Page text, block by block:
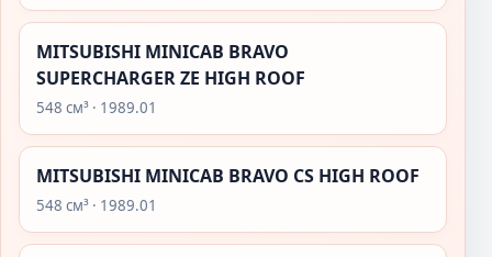
MITSUBISHI MINICAB BRAVO
SUPERCHARGER ZE HIGH ROOF
548 см³ · 1989.01
MITSUBISHI MINICAB BRAVO CS HIGH ROOF
548 см³ · 1989.01